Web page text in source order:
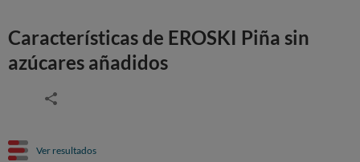
Características de EROSKI Piña sin
azúcares añadidos
Ver resultados